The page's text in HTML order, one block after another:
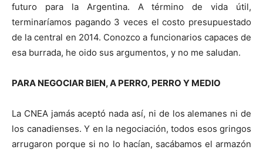
futuro para la Argentina. A término de vida útil,
terminaríamos pagando 3 veces el costo presupuestado
de la central en 2014. Conozco a funcionarios capaces de
esa burrada, he oido sus argumentos, y no me saludan.
PARA NEGOCIAR BIEN, A PERRO, PERRO Y MEDIO
La CNEA jamás aceptó nada así, ni de los alemanes ni de
los canadienses. Y en la negociación, todos esos gringos
arrugaron porque si no lo hacían, sacábamos el armazón